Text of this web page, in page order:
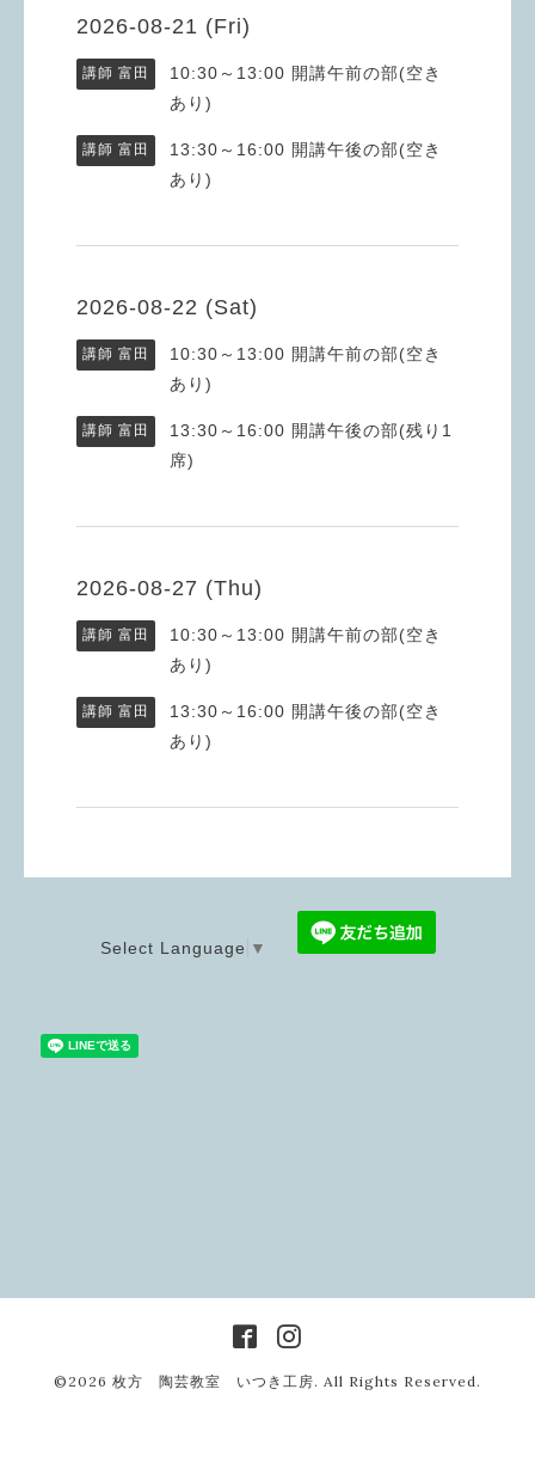
2026-08-21 (Fri)
講師 富田 10:30～13:00 開講午前の部(空き
あり)
講師 富田 13:30～16:00 開講午後の部(空き
あり)
2026-08-22 (Sat)
講師 富田 10:30～13:00 開講午前の部(空き
あり)
講師 富田 13:30～16:00 開講午後の部(残り1
席)
2026-08-27 (Thu)
講師 富田 10:30～13:00 開講午前の部(空き
あり)
講師 富田 13:30～16:00 開講午後の部(空き
あり)
Select Language ▼
©2026 枚方 陶芸教室 いつき工房. All Rights Reserved.